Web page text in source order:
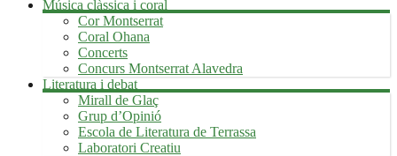
Música clàssica i coral
Cor Montserrat
Coral Ohana
Concerts
Concurs Montserrat Alavedra
Literatura i debat
Mirall de Glaç
Grup d’Opinió
Escola de Literatura de Terrassa
Laboratori Creatiu